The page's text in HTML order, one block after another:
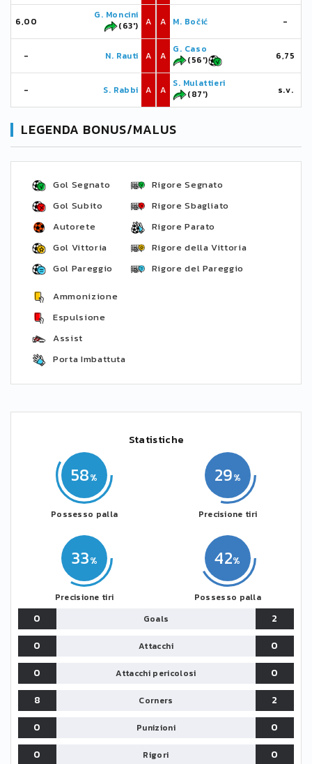
6,00
G. Moncini
(63')
A
- N. Rauti A
- S. Rabbi A
A M. Bočić -
A
G. Caso
(56')
6,75
A
S. Mulattieri
(87')
s.v.
LEGENDA BONUS/MALUS
Gol Segnato
Gol Subito
Autorete
Gol Vittoria
Gol Pareggio
Rigore Segnato
Rigore Sbagliato
Rigore Parato
Rigore della Vittoria
Rigore del Pareggio
Ammonizione
Espulsione
Assist
Porta Imbattuta
Statistiche
58
Possesso palla
33
Precisione tiri
42
Possesso palla
29
Precisione tiri
0 Goals
2
0
Attacchi
0
0
Attacchi pericolosi
0
8
Corners
2
0
Punizioni
0
0
Rigori 0